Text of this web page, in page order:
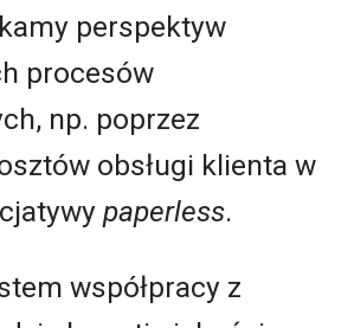
perspektyw
procesów
np. poprzez
obsługi klienta w
paperless.
współpracy z